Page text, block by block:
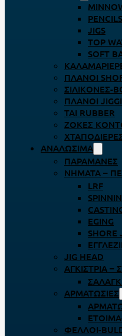
PENCILS
JIGS
TOP
SOFT
ΠΛΆΝΟΙ
ΣΙΛΙΚΌΝΕΣ-
ΠΛΆΝΟΙ
TAI RUBBER
ΖΌΚΕΣ
ΑΝΑΛΏΣΙΜΑ
ΠΑΡΑΜΆΝΕΣ
ΝΉΜΑΤΑ –
LRF
EGING
SHORE
JIG HEAD
ΑΓΚΊΣΤΡΙΑ –
ΑΡΜΑΤΩΣΙΈΣ
ΦΕΛΛΟΊ-